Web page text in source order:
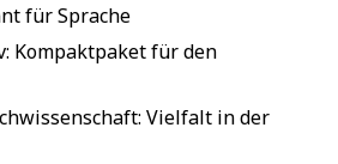
für Sprache
Kompaktpaket für den
Vielfalt in der